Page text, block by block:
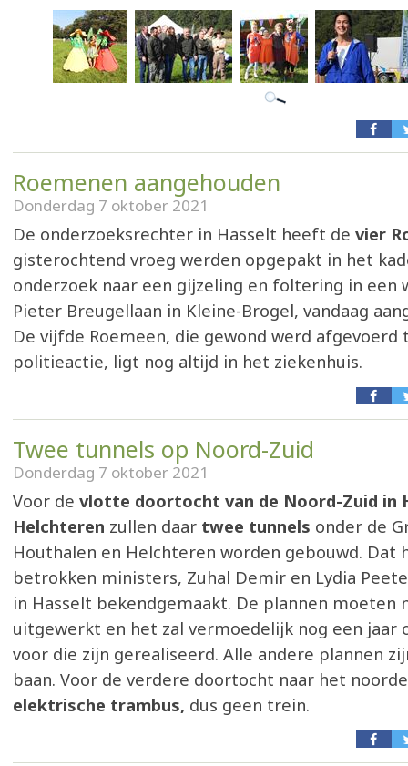
Roemenen aangehouden
Donderdag 7 oktober 2021
De onderzoeksrechter in Hasselt heeft de vier
gisterochtend vroeg werden opgepakt in het
onderzoek naar een gijzeling en foltering in een
Pieter Breugellaan in Kleine-Brogel, vandaag
De vijfde Roemeen, die gewond werd afgevoerd
politieactie, ligt nog altijd in het ziekenhuis.
Twee tunnels op Noord-Zuid
Donderdag 7 oktober 2021
Voor de vlotte doortocht van de Noord-Zuid in
Helchteren zullen daar twee tunnels onder de
Houthalen en Helchteren worden gebouwd. Dat
betrokken ministers, Zuhal Demir en Lydia
in Hasselt bekendgemaakt. De plannen moeten
uitgewerkt en het zal vermoedelijk nog een jaar
voor die zijn gerealiseerd. Alle andere plannen
baan. Voor de verdere doortocht naar het
elektrische trambus, dus geen trein.